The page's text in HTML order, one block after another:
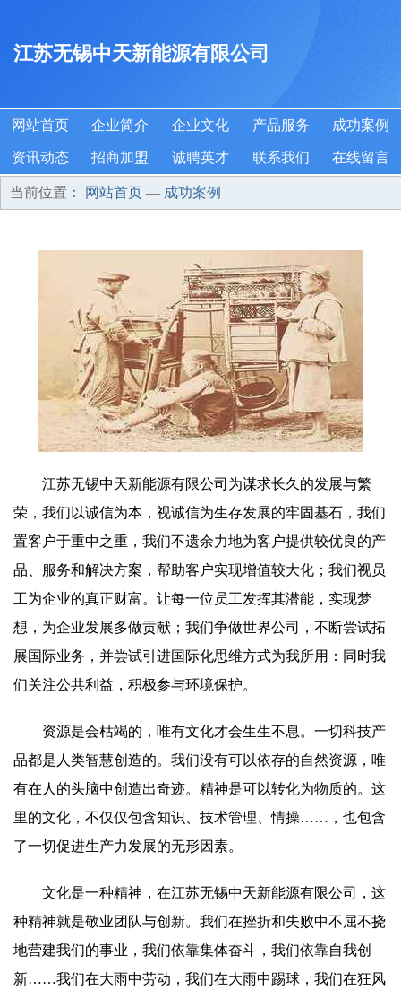
江苏无锡中天新能源有限公司
网站首页 企业简介 企业文化 产品服务 成功案例
资讯动态 招商加盟 诚聘英才 联系我们 在线留言
当前位置： 网站首页 — 成功案例
江苏无锡中天新能源有限公司为谋求长久的发展与繁
荣，我们以诚信为本，视诚信为生存发展的牢固基石，我们
置客户于重中之重，我们不遗余力地为客户提供较优良的产
品、服务和解决方案，帮助客户实现增值较大化；我们视员
工为企业的真正财富。让每一位员工发挥其潜能，实现梦
想，为企业发展多做贡献；我们争做世界公司，不断尝试拓
展国际业务，并尝试引进国际化思维方式为我所用：同时我
们关注公共利益，积极参与环境保护。
资源是会枯竭的，唯有文化才会生生不息。一切科技产
品都是人类智慧创造的。我们没有可以依存的自然资源，唯
有在人的头脑中创造出奇迹。精神是可以转化为物质的。这
里的文化，不仅仅包含知识、技术管理、情操……，也包含
了一切促进生产力发展的无形因素。
文化是一种精神，在江苏无锡中天新能源有限公司，这
种精神就是敬业团队与创新。我们在挫折和失败中不屈不挠
地营建我们的事业，我们依靠集体奋斗，我们依靠自我创
新……我们在大雨中劳动，我们在大雨中踢球，我们在狂风